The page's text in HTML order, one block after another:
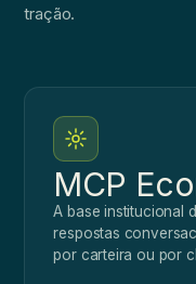
tração.
MCP
A base institucional
respostas
por carteira ou por